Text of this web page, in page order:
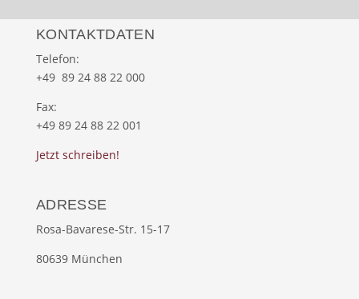
KONTAKTDATEN
Telefon:
+49 89 24 88 22 000
Fax:
+49 89 24 88 22 001
Jetzt schreiben!
ADRESSE
Rosa-Bavarese-Str. 15-17
80639 München